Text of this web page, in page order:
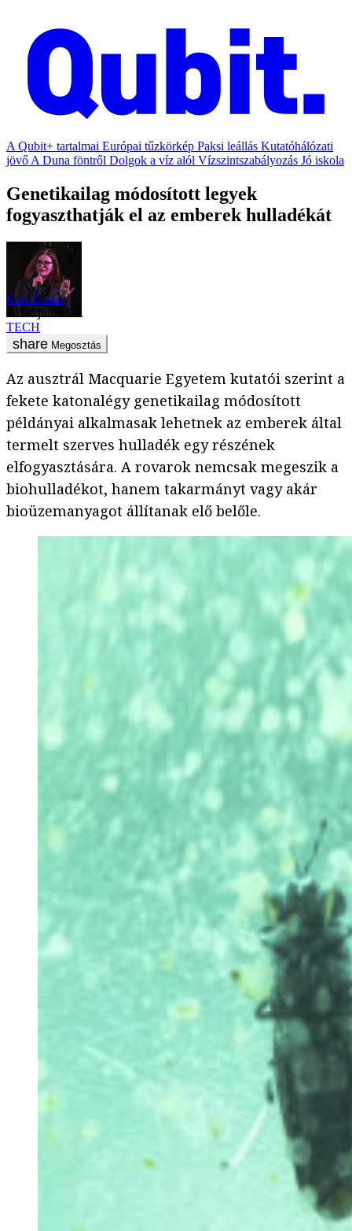
A Qubit+ tartalmai Európai tűzkörkép Paksi leállás Kutatóhálózati
jövő A Duna föntről Dolgok a víz alól Vízszintszabályozás Jó iskola
Genetikailag módosított legyek
fogyaszthatják el az emberek hulladékát
Kun Zsuzsi
2024. július 25.
TECH
Megosztás
Az ausztrál Macquarie Egyetem kutatói szerint a
fekete katonalégy genetikailag módosított
példányai alkalmasak lehetnek az emberek által
termelt szerves hulladék egy részének
elfogyasztására. A rovarok nemcsak megeszik a
biohulladékot, hanem takarmányt vagy akár
bioüzemanyagot állítanak elő belőle.